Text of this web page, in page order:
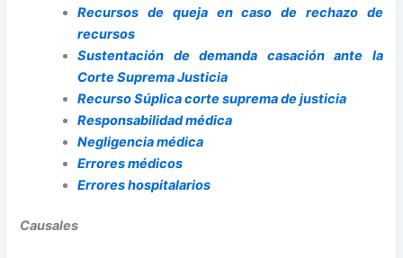
Recursos de queja en caso de rechazo de
recursos
Sustentación de demanda casación ante la
Corte Suprema Justicia
Recurso Súplica corte suprema de justicia
Responsabilidad médica
Negligencia médica
Errores médicos
Errores hospitalarios
Causales